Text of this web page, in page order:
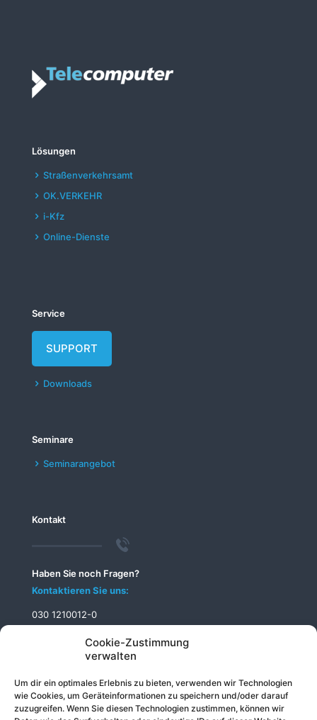
Cookie-Zustimmung
verwalten
Um dir ein optimales Erlebnis zu bieten, verwenden wir Technologien
wie Cookies, um Geräteinformationen zu speichern und/oder darauf
zuzugreifen. Wenn Sie diesen Technologien zustimmen, können wir
Lösungen
Straßenverkehrsamt
OK.VERKEHR
i-Kfz
Online-Dienste
Service
SUPPORT
Downloads
Seminare
Seminarangebot
Kontakt
Haben Sie noch Fragen?
Kontaktieren Sie uns:
030 1210012-0
info@telecomputer.de